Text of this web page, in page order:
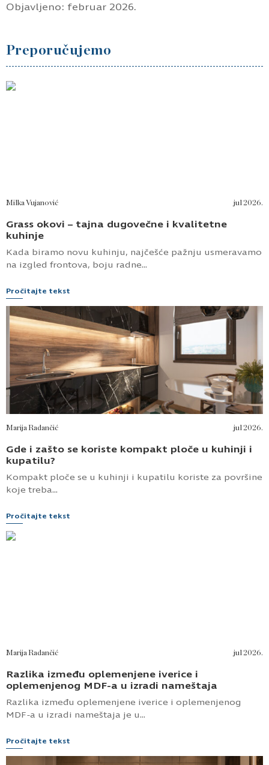
Objavljeno: februar 2026.
Preporučujemo
Milka Vujanović jul 2026.
Grass okovi – tajna dugovečne i kvalitetne
kuhinje
Kada biramo novu kuhinju, najčešće pažnju usmeravamo
na izgled frontova, boju radne...
Pročitajte tekst
Marija Radančić jul 2026.
Gde i zašto se koriste kompakt ploče u kuhinji i
kupatilu?
Kompakt ploče se u kuhinji i kupatilu koriste za površine
koje treba...
Pročitajte tekst
Marija Radančić jul 2026.
Razlika između oplemenjene iverice i
oplemenjenog MDF-a u izradi nameštaja
Razlika između oplemenjene iverice i oplemenjenog
MDF-a u izradi nameštaja je u...
Pročitajte tekst